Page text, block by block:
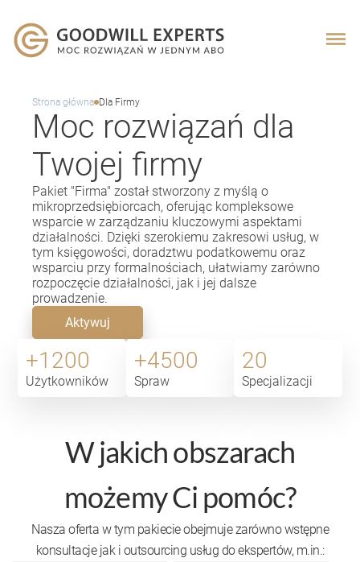
Strona główna Dla Firmy
Moc rozwiązań dla
Twojej firmy
Pakiet "Firma" został stworzony z myślą o
mikroprzedsiębiorcach, oferując kompleksowe
wsparcie w zarządzaniu kluczowymi aspektami
działalności. Dzięki szerokiemu zakresowi usług, w
tym księgowości, doradztwu podatkowemu oraz
wsparciu przy formalnościach, ułatwiamy zarówno
rozpoczęcie działalności, jak i jej dalsze
prowadzenie.
Aktywuj
+1200
Użytkowników
+4500
Spraw
20
Specjalizacji
W jakich obszarach
możemy Ci pomóc?
Nasza oferta w tym pakiecie obejmuje zarówno wstępne
konsultacje jak i outsourcing usług do ekspertów, m.in.: